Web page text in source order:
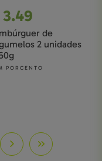
de
2 unidades
PORCENTO